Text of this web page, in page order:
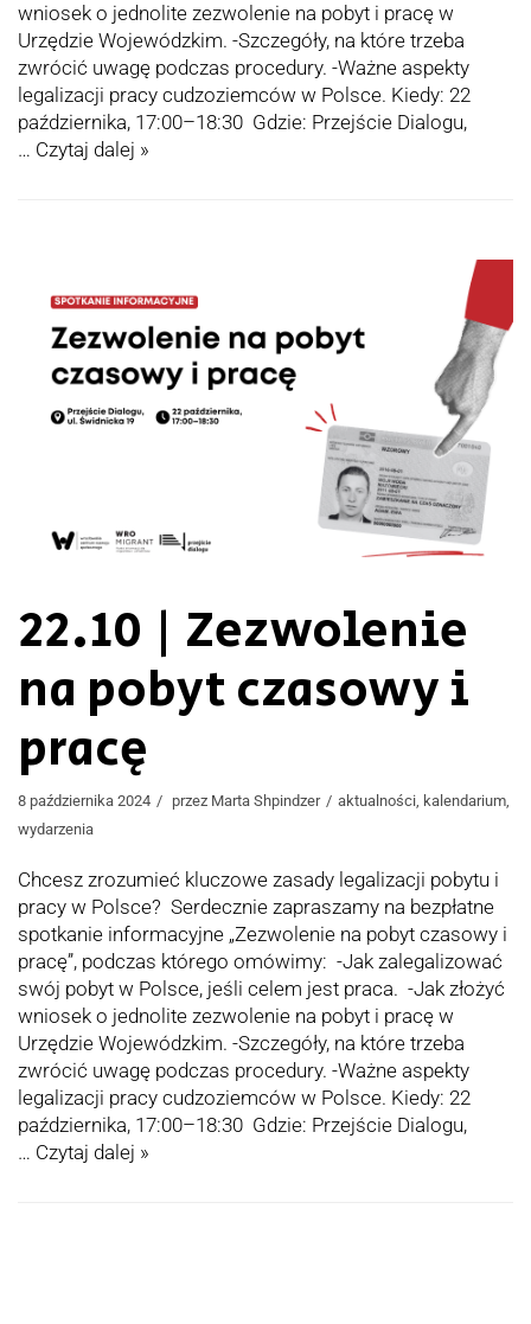
wniosek o jednolite zezwolenie na pobyt i pracę w
Urzędzie Wojewódzkim. -Szczegóły, na które trzeba
zwrócić uwagę podczas procedury. -Ważne aspekty
legalizacji pracy cudzoziemców w Polsce. Kiedy: 22
października, 17:00–18:30 Gdzie: Przejście Dialogu,
… Czytaj dalej »
22.10 | Zezwolenie
na pobyt czasowy i
pracę
8 października 2024 przez Marta Shpindzer aktualności kalendarium
wydarzenia
Chcesz zrozumieć kluczowe zasady legalizacji pobytu i
pracy w Polsce? Serdecznie zapraszamy na bezpłatne
spotkanie informacyjne „Zezwolenie na pobyt czasowy i
pracę”, podczas którego omówimy: -Jak zalegalizować
swój pobyt w Polsce, jeśli celem jest praca. -Jak złożyć
wniosek o jednolite zezwolenie na pobyt i pracę w
Urzędzie Wojewódzkim. -Szczegóły, na które trzeba
zwrócić uwagę podczas procedury. -Ważne aspekty
legalizacji pracy cudzoziemców w Polsce. Kiedy: 22
października, 17:00–18:30 Gdzie: Przejście Dialogu,
… Czytaj dalej »